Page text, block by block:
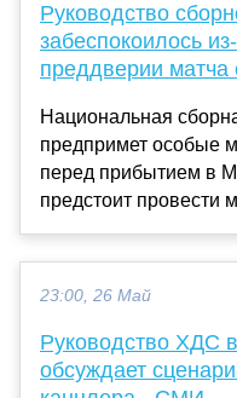
Руководство
забеспокоилось
преддверии матча
Национальная
предпримет особые
перед прибытием в
предстоит провести
23:00, 26 Май
Руководство ХДС
обсуждает